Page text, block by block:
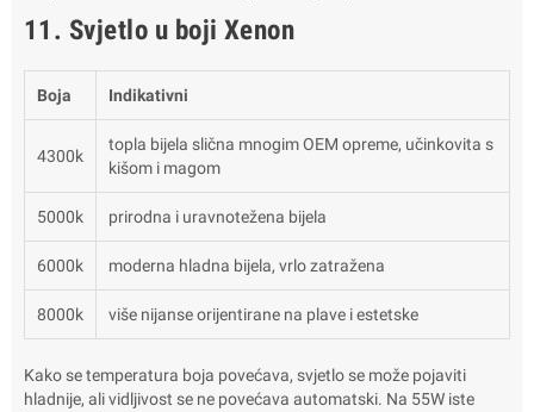
11. Svjetlo u boji Xenon
Boja Indikativni
4300k
topla bijela slična mnogim OEM opreme, učinkovita s
kišom i magom
5000k prirodna i uravnotežena bijela
6000k moderna hladna bijela, vrlo zatražena
8000k više nijanse orijentirane na plave i estetske
Kako se temperatura boja povećava, svjetlo se može pojaviti
hladnije, ali vidljivost se ne povećava automatski. Na 55W iste